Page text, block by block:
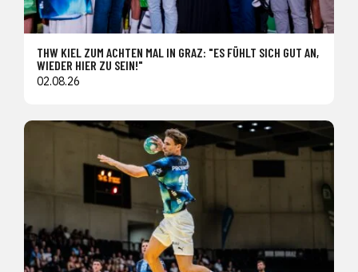
THW KIEL ZUM ACHTEN MAL IN GRAZ: "ES FÜHLT SICH GUT AN,
WIEDER HIER ZU SEIN!"
02.08.26